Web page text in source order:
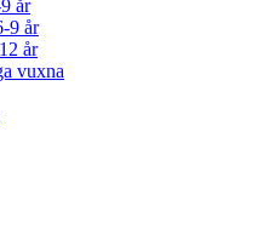
år
9 år
år
vuxna